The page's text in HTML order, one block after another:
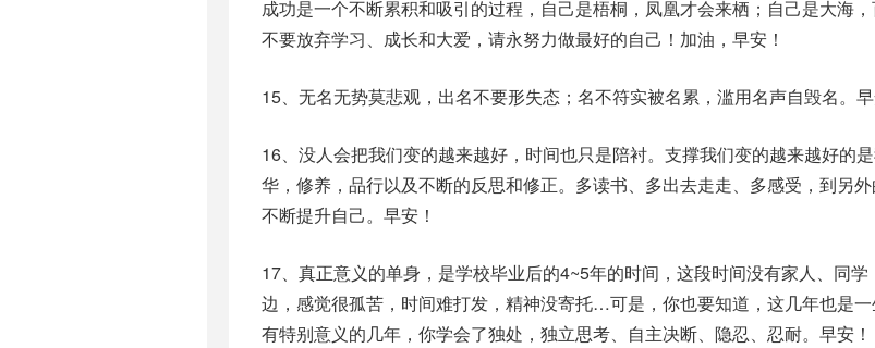
成功是一个不断累积和吸引的过程，自己是梧桐，凤凰才会来栖；自己是大海
不要放弃学习、成长和大爱，请永努力做最好的自己！加油，早安！
15、无名无势莫悲观，出名不要形失态；名不符实被名累，滥用名声自毁名。早
16、没人会把我们变的越来越好，时间也只是陪衬。支撑我们变的越来越好的
华，修养，品行以及不断的反思和修正。多读书、多出去走走、多感受，到另外
不断提升自己。早安！
17、真正意义的单身，是学校毕业后的4~5年的时间，这段时间没有家人、同
边，感觉很孤苦，时间难打发，精神没寄托…可是，你也要知道，这几年也是一
有特别意义的几年，你学会了独处，独立思考、自主决断、隐忍、忍耐。早安！